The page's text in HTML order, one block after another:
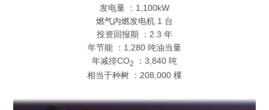
发电量 ：1,100kW
燃气内燃发电机 1 台
投资回报期 ：2.3 年
年节能 ：1,280 吨油当量
年减排CO2
：3,840 吨
相当于种树 ：208,000 棵